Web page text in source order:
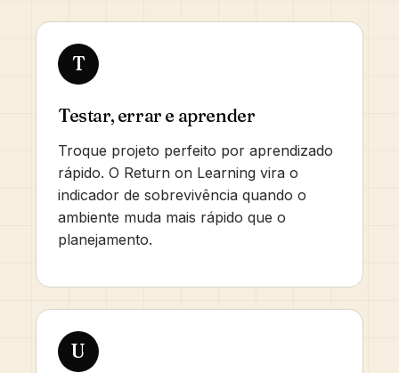
T
Testar, errar e aprender
Troque projeto perfeito por aprendizado
rápido. O Return on Learning vira o
indicador de sobrevivência quando o
ambiente muda mais rápido que o
planejamento.
U